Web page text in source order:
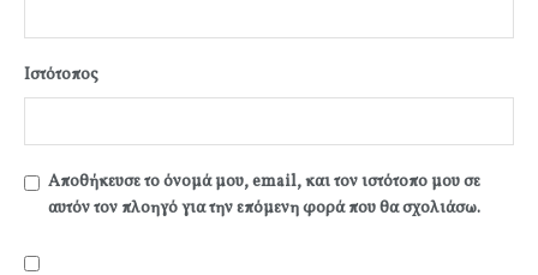
Ιστότοπος
Αποθήκευσε το όνομά μου, email, και τον ιστότοπο μου σε
αυτόν τον πλοηγό για την επόμενη φορά που θα σχολιάσω.